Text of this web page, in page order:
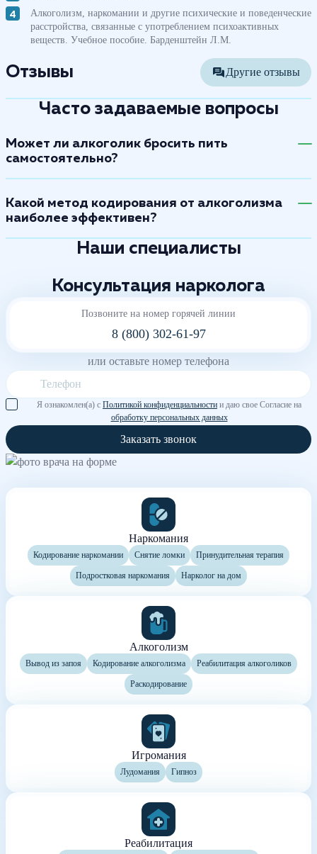
Алкоголизм, наркомании и другие психические и поведенческие
расстройства, связанные с употреблением психоактивных
веществ. Учебное пособие. Барденштейн Л.М.
Отзывы Другие отзывы
Часто задаваемые вопросы
Может ли алкоголик бросить пить
самостоятельно?
Какой метод кодирования от алкоголизма
наиболее эффективен?
Наши специалисты
Консультация нарколога
Позвоните на номер горячей линии
8 (800) 302-61-97
или оставьте номер телефона
Я ознакомлен(а) с Политикой конфиденциальности и даю свое Согласие на
обработку персональных данных
Заказать звонок
Наркомания
Кодирование наркомании Снятие ломки Принудительная терапия
Подростковая наркомания Нарколог на дом
Алкоголизм
Вывод из запоя Кодирование алкоголизма Реабилитация алкоголиков
Раскодирование
Игромания
Лудомания Гипноз
Реабилитация